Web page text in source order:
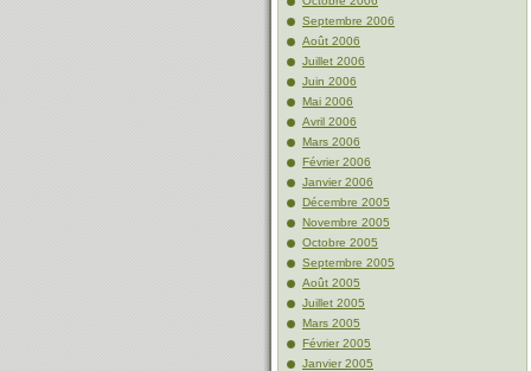
Septembre 2006
Août 2006
Juillet 2006
Juin 2006
Mai 2006
Avril 2006
Mars 2006
Février 2006
Janvier 2006
Décembre 2005
Novembre 2005
Octobre 2005
Septembre 2005
Août 2005
Juillet 2005
Mars 2005
Février 2005
Janvier 2005